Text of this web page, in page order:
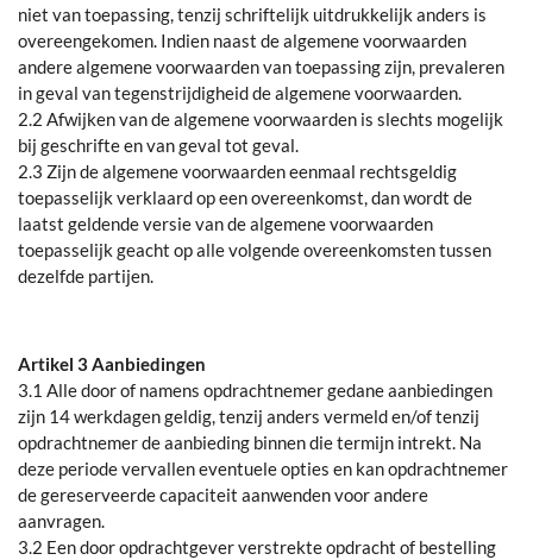
niet van toepassing, tenzij schriftelijk uitdrukkelijk anders is
overeengekomen. Indien naast de algemene voorwaarden
andere algemene voorwaarden van toepassing zijn, prevaleren
in geval van tegenstrijdigheid de algemene voorwaarden.
2.2 Afwijken van de algemene voorwaarden is slechts mogelijk
bij geschrifte en van geval tot geval.
2.3 Zijn de algemene voorwaarden eenmaal rechtsgeldig
toepasselijk verklaard op een overeenkomst, dan wordt de
laatst geldende versie van de algemene voorwaarden
toepasselijk geacht op alle volgende overeenkomsten tussen
dezelfde partijen.
Artikel 3 Aanbiedingen
3.1 Alle door of namens opdrachtnemer gedane aanbiedingen
zijn 14 werkdagen geldig, tenzij anders vermeld en/of tenzij
opdrachtnemer de aanbieding binnen die termijn intrekt. Na
deze periode vervallen eventuele opties en kan opdrachtnemer
de gereserveerde capaciteit aanwenden voor andere
aanvragen.
3.2 Een door opdrachtgever verstrekte opdracht of bestelling